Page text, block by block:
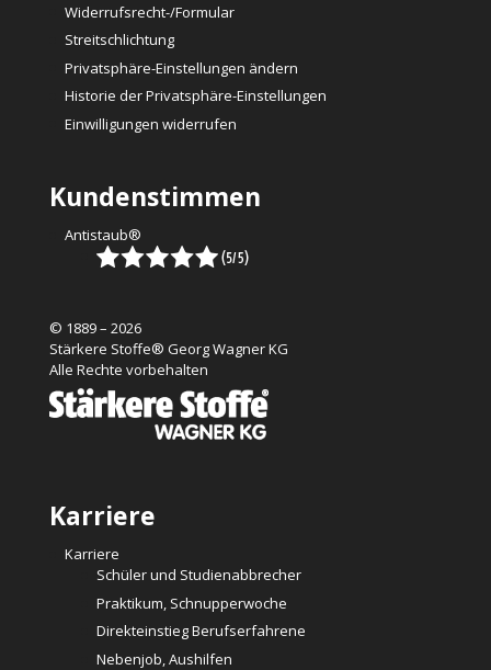
Widerrufsrecht-/Formular
Streitschlichtung
Privatsphäre-Einstellungen ändern
Historie der Privatsphäre-Einstellungen
Einwilligungen widerrufen
Kundenstimmen
Antistaub®
© 1889 – 2026
Stärkere Stoffe® Georg Wagner KG
Alle Rechte vorbehalten
Karriere
Karriere
Schüler und Studienabbrecher
Praktikum, Schnupperwoche
Direkteinstieg Berufserfahrene
Nebenjob, Aushilfen